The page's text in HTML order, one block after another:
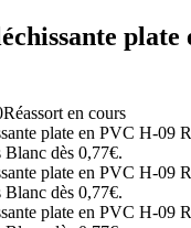
plate
Réassort en cours